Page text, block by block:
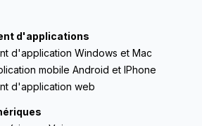
d'applications
d'application Windows et Mac
mobile Android et IPhone
d'application web